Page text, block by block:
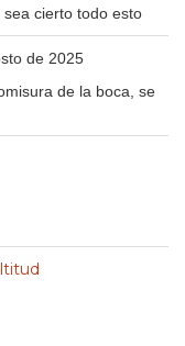
cierto todo esto
de 2025
de la boca, se